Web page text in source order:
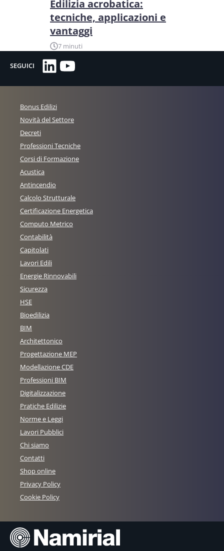
Edilizia acrobatica:
tecniche, applicazioni e
vantaggi
7 minuti
SEGUICI LinkedIn
YouTube
Bonus Edilizi
Novità del Settore
Decreti
Professioni Tecniche
Corsi di Formazione
Acustica
Antincendio
Calcolo Strutturale
Certificazione Energetica
Computo Metrico
Contabilità
Capitolati
Lavori Edili
Energie Rinnovabili
Sicurezza
HSE
Bioedilizia
BIM
Architettonico
Progettazione MEP
Modellazione CDE
Professioni BIM
Digitalizzazione
Pratiche Edilizie
Norme e Leggi
Lavori Pubblici
Chi siamo
Contatti
Shop online
Privacy Policy
Cookie Policy